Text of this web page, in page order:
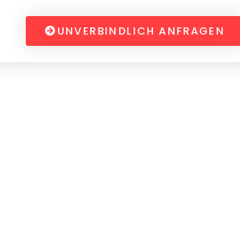
UNVERBINDLICH ANFRAGEN